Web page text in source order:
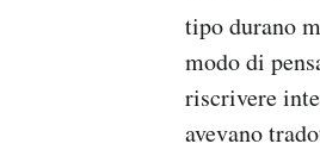
tipo durano
modo di
riscrivere
avevano